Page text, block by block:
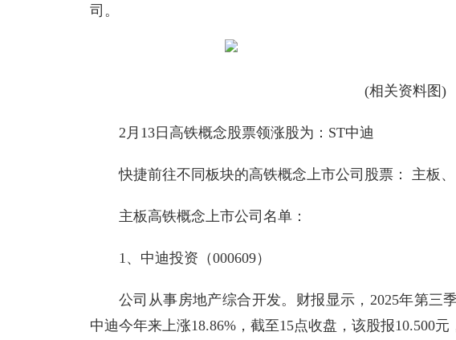
司。
(相关资料图)
2月13日高铁概念股票领涨股为：ST中迪
快捷前往不同板块的高铁概念上市公司股票： 主板
主板高铁概念上市公司名单：
1、中迪投资（000609）
公司从事房地产综合开发。财报显示，2025年第三
中迪今年来上涨18.86%，截至15点收盘，该股报10.500元